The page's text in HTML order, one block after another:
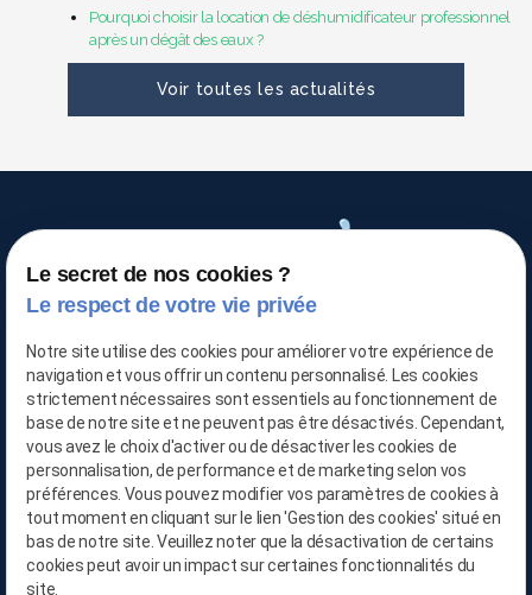
Pourquoi choisir la location de déshumidificateur professionnel
après un dégât des eaux ?
Voir toutes les actualités
03 66 88 25 06
06 21 65 28 29
contact@location-deshumidificateur-59.com
Le secret de nos cookies ?
Le respect de votre vie privée
Notre site utilise des cookies pour améliorer votre expérience de
navigation et vous offrir un contenu personnalisé. Les cookies
strictement nécessaires sont essentiels au fonctionnement de
base de notre site et ne peuvent pas être désactivés. Cependant,
vous avez le choix d'activer ou de désactiver les cookies de
personnalisation, de performance et de marketing selon vos
préférences. Vous pouvez modifier vos paramètres de cookies à
tout moment en cliquant sur le lien 'Gestion des cookies' situé en
bas de notre site. Veuillez noter que la désactivation de certains
cookies peut avoir un impact sur certaines fonctionnalités du
site.